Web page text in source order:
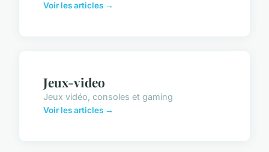
Voir les articles →
Jeux-video
Jeux vidéo, consoles et gaming
Voir les articles →